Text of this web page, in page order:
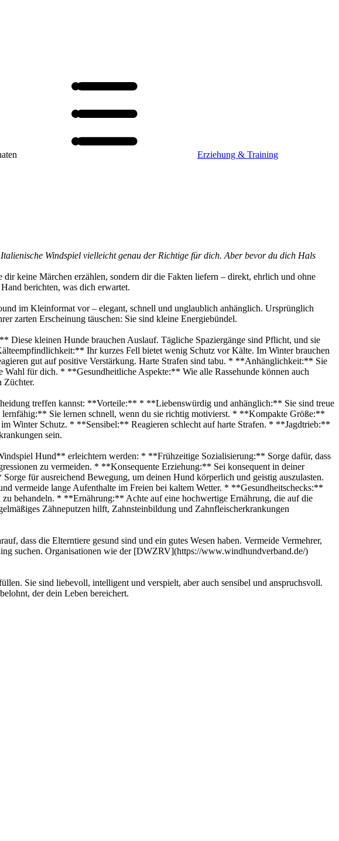
Erziehung & Training
Windspiel vielleicht genau der Richtige für dich. Aber bevor du dich Hals
keine Märchen erzählen, sondern dir die Fakten liefern – direkt, ehrlich und ohne
berichten, was dich erwartet.
im Kleinformat vor – elegant, schnell und unglaublich anhänglich. Ursprünglich
zarten Erscheinung täuschen: Sie sind kleine Energiebündel.
kleinen Hunde brauchen Auslauf. Tägliche Spaziergänge sind Pflicht, und sie
Ihr kurzes Fell bietet wenig Schutz vor Kälte. Im Winter brauchen
gut auf positive Verstärkung. Harte Strafen sind tabu. * **Anhänglichkeit:** Sie
Wahl für dich. * **Gesundheitliche Aspekte:** Wie alle Rassehunde können auch
Züchter.
treffen kannst: **Vorteile:** * **Liebenswürdig und anhänglich:** Sie sind treue
Sie lernen schnell, wenn du sie richtig motivierst. * **Kompakte Größe:**
Winter Schutz. * **Sensibel:** Reagieren schlecht auf harte Strafen. * **Jagdtrieb:**
sein.
Hund** erleichtern werden: * **Frühzeitige Sozialisierung:** Sorge dafür, dass
zu vermeiden. * **Konsequente Erziehung:** Sei konsequent in deiner
für ausreichend Bewegung, um deinen Hund körperlich und geistig auszulasten.
vermeide lange Aufenthalte im Freien bei kaltem Wetter. * **Gesundheitschecks:**
behandeln. * **Ernährung:** Achte auf eine hochwertige Ernährung, die auf die
Zähneputzen hilft, Zahnsteinbildung und Zahnfleischerkrankungen
dass die Elterntiere gesund sind und ein gutes Wesen haben. Vermeide Vermehrer,
suchen. Organisationen wie der [DWZRV](https://www.windhundverband.de/)
Sie sind liebevoll, intelligent und verspielt, aber auch sensibel und anspruchsvoll.
der dein Leben bereichert.